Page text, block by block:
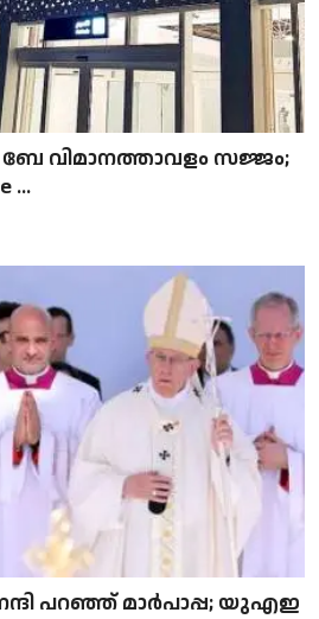
വിമാനത്താവളം സജ്ജം;
...
പറഞ്ഞ് മാർപാപ്പ; യുഎഇ